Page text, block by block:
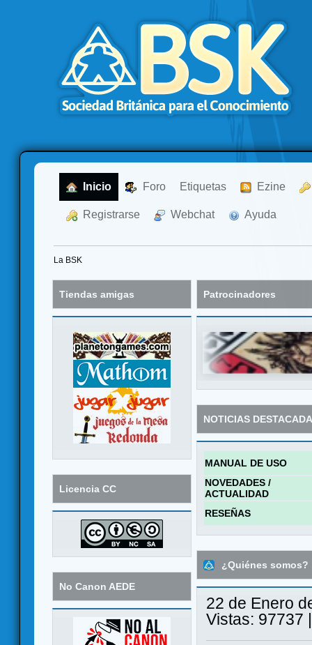
Inicio Foro Etiquetas Ezine
Registrarse Webchat Ayuda
La BSK
Tiendas amigas
Licencia CC
No Canon AEDE
Patrocinadores
NOTICIAS
MANUAL DE USO
NOVEDADES /
ACTUALIDAD
RESEÑAS
¿Quiénes somos?
22 de Enero
Vistas: 97737